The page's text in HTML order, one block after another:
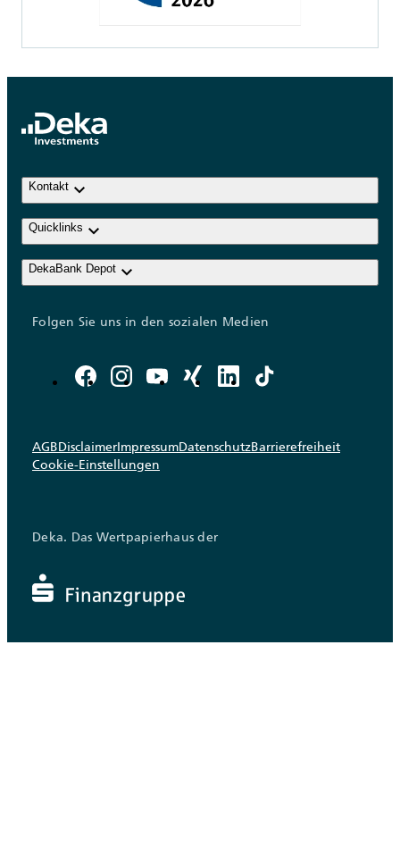
Kontakt keyboard_arrow_down
Quicklinks keyboard_arrow_down
DekaBank Depot keyboard_arrow_down
Folgen Sie uns in den sozialen Medien
AGBDisclaimerImpressumDatenschutzBarrierefreiheit
Cookie-Einstellungen
Deka. Das Wertpapierhaus der